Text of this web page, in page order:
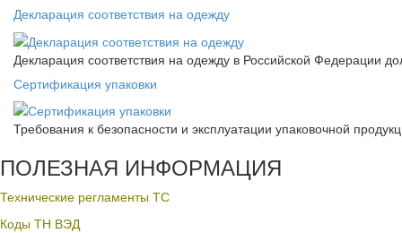
Декларация соответствия на одежду
Декларация соответствия на одежду в Российской Федерации
Сертификация упаковки
Требования к безопасности и эксплуатации упаковочной
ПОЛЕЗНАЯ ИНФОРМАЦИЯ
Технические регламенты ТС
Коды ТН ВЭД